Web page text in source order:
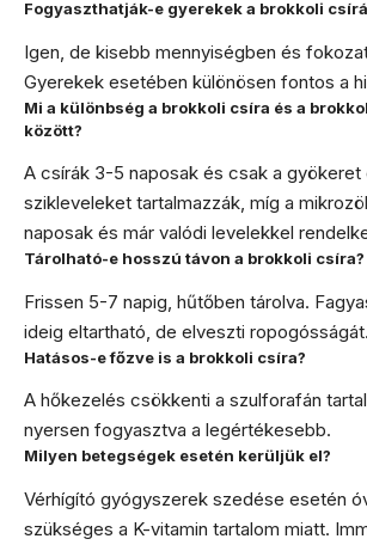
Fogyaszthatják-e gyerekek a brokkoli
Igen, de kisebb mennyiségben és
Gyerekek esetében különösen fontos a
Mi a különbség a brokkoli csíra és a
között?
A csírák 3-5 naposak és csak a gyökeret
szikleveleket tartalmazzák, míg a
naposak és már valódi levelekkel
Tárolható-e hosszú távon a brokkoli csíra?
Frissen 5-7 napig, hűtőben tárolva.
ideig eltartható, de elveszti ropogósságát.
Hatásos-e főzve is a brokkoli csíra?
A hőkezelés csökkenti a szulforafán
nyersen fogyasztva a legértékesebb.
Milyen betegségek esetén kerüljük el?
Vérhígító gyógyszerek szedése esetén
szükséges a K-vitamin tartalom miatt.